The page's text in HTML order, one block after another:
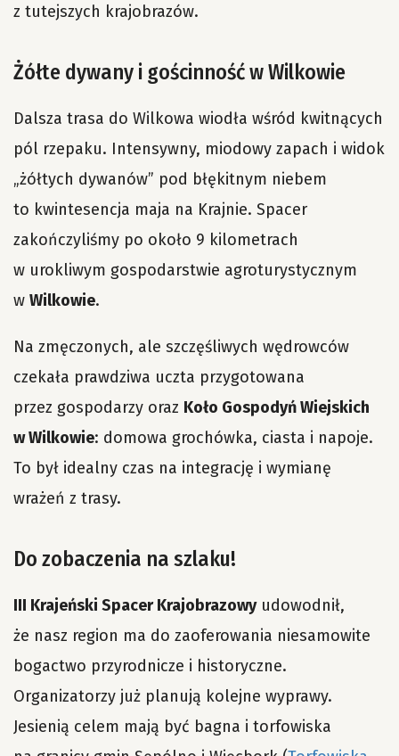
z tutejszych krajobrazów.
Żółte dywany i gościnność w Wilkowie
Dalsza trasa do Wilkowa wiodła wśród kwitnących
pól rzepaku. Intensywny, miodowy zapach i widok
„żółtych dywanów” pod błękitnym niebem
to kwintesencja maja na Krajnie. Spacer
zakończyliśmy po około 9 kilometrach
w urokliwym gospodarstwie agroturystycznym
w Wilkowie.
Na zmęczonych, ale szczęśliwych wędrowców
czekała prawdziwa uczta przygotowana
przez gospodarzy oraz Koło Gospodyń Wiejskich
w Wilkowie: domowa grochówka, ciasta i napoje.
To był idealny czas na integrację i wymianę
wrażeń z trasy.
Do zobaczenia na szlaku!
III Krajeński Spacer Krajobrazowyudowodnił,
że nasz region ma do zaoferowania niesamowite
bogactwo przyrodnicze i historyczne.
Organizatorzy już planują kolejne wyprawy.
Jesienią celem mają być bagna i torfowiska